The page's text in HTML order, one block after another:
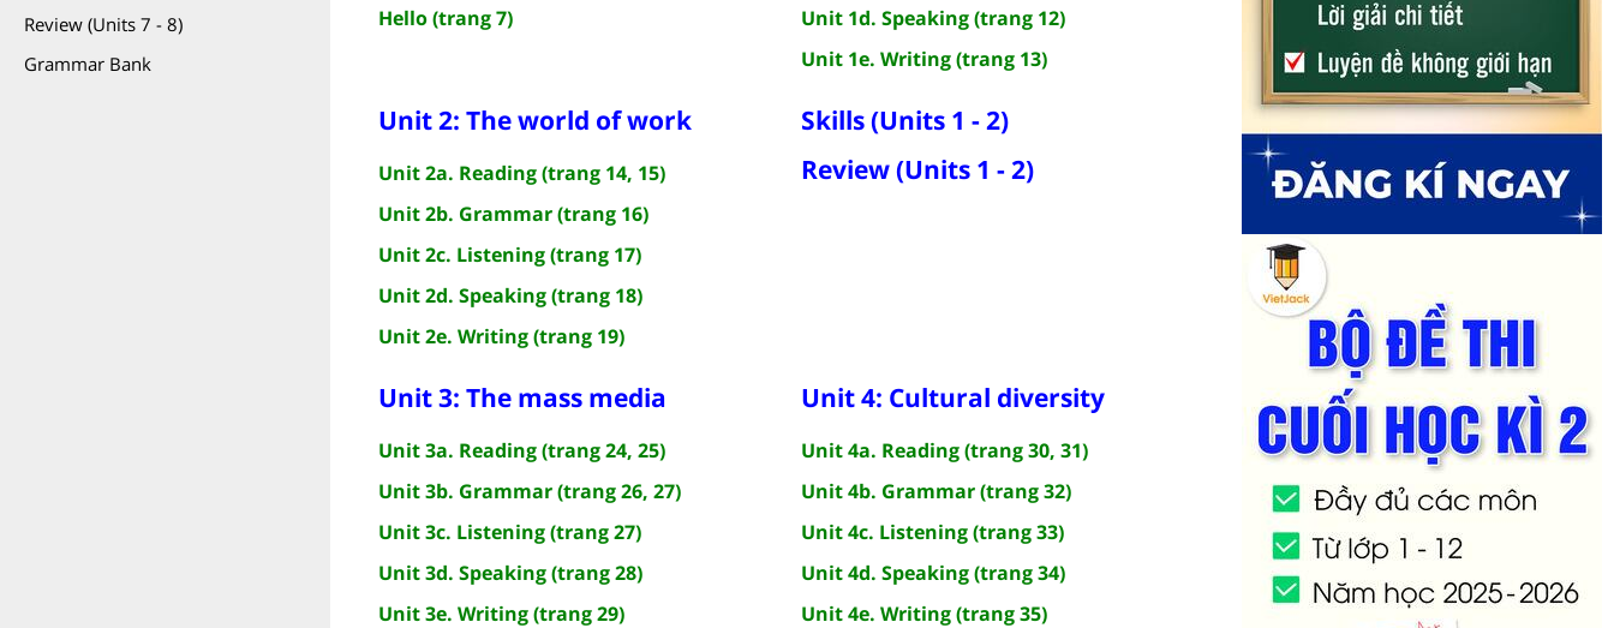
Review (Units 7 - 8)
Grammar Bank
Hello (trang 7)
Unit 1d. Speaking (trang 12)
Unit 1e. Writing (trang 13)
Unit 2: The world of work
Unit 2a. Reading (trang 14, 15)
Unit 2b. Grammar (trang 16)
Unit 2c. Listening (trang 17)
Unit 2d. Speaking (trang 18)
Unit 2e. Writing (trang 19)
Skills (Units 1 - 2)
Review (Units 1 - 2)
Unit 3: The mass media
Unit 3a. Reading (trang 24, 25)
Unit 3b. Grammar (trang 26, 27)
Unit 3c. Listening (trang 27)
Unit 3d. Speaking (trang 28)
Unit 3e. Writing (trang 29)
Unit 4: Cultural diversity
Unit 4a. Reading (trang 30, 31)
Unit 4b. Grammar (trang 32)
Unit 4c. Listening (trang 33)
Unit 4d. Speaking (trang 34)
Unit 4e. Writing (trang 35)